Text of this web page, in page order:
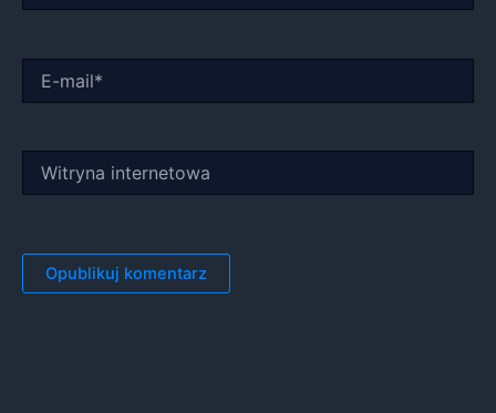
mail*
internetowa